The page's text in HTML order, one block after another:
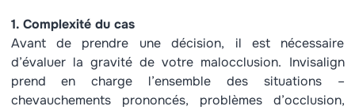
1. Complexité du cas
Avant de prendre une décision, il est nécessaire
d’évaluer la gravité de votre malocclusion. Invisalign
prend en charge l’ensemble des situations –
chevauchements prononcés, problèmes d’occlusion,